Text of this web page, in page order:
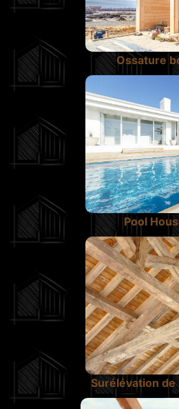
Ossature
Pool
Surélévation de